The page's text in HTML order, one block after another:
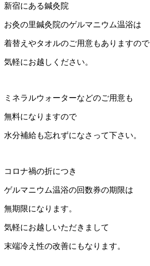
新宿にある鍼灸院
お灸の里鍼灸院のゲルマニウム温浴は
着替えやタオルのご用意もありますので
気軽にお越しください。
ミネラルウォーターなどのご用意も
無料になりますので
水分補給も忘れずになさって下さい。
コロナ禍の折につき
ゲルマニウム温浴の回数券の期限は
無期限になります。
気軽にお越しいただきまして
末端冷え性の改善にもなります。